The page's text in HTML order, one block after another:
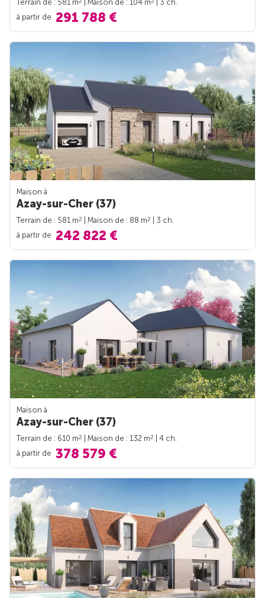
Terrain de : 581 m | Maison de : 104 m
| 3 ch.
à partir de 291 788 €
Maison à
Azay-sur-Cher (37)
Terrain de : 581 m2 | Maison de : 88 m2
| 3 ch.
à partir de 242 822 €
Maison à
Azay-sur-Cher (37)
Terrain de : 610 m2 | Maison de : 132 m2
| 4 ch.
à partir de 378 579 €